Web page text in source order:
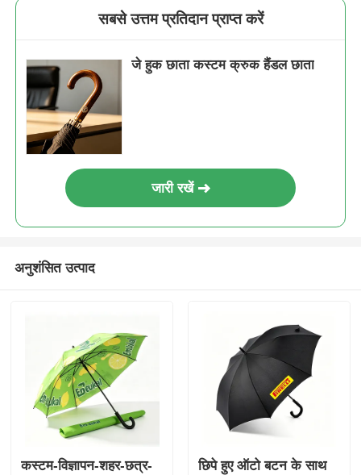
सबसे उत्तम प्रतिदान प्राप्त करें
जे हुक छाता कस्टम क्रुक हैंडल छाता
जारी रखें
अनुशंसित उत्पाद
कस्टम-विज्ञापन-शहर-छत्र-
छिपे हुए ऑटो बटन के साथ